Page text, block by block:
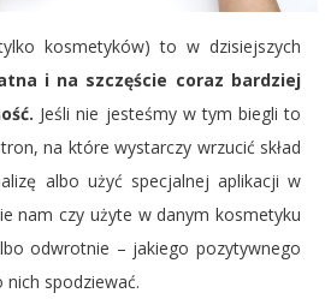
kosmetyków) to w dzisiejszych
i na szczęście coraz bardziej
Jeśli nie jesteśmy w tym biegli to
na które wystarczy wrzucić skład
albo użyć specjalnej aplikacji w
nam czy użyte w danym kosmetyku
odwrotnie – jakiego pozytywnego
nich spodziewać.